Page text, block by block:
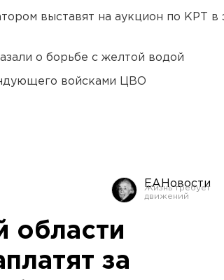
выставят на аукцион по КРТ в
о борьбе с желтой водой
войсками ЦВО
ЕАНовости
области
за